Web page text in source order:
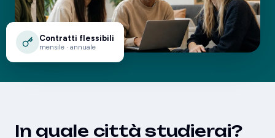
Contratti flessibili
mensile · annuale
In quale città studierai?